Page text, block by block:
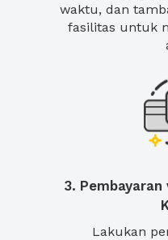
waktu, dan
fasilitas untuk
3.
Lakukan